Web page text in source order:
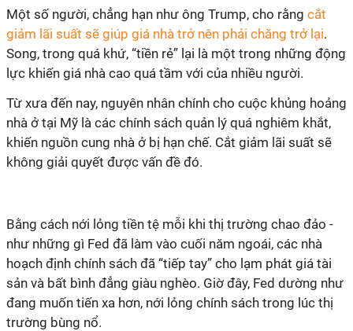
Một số người, chẳng hạn như ông Trump, cho rằng cắt
giảm lãi suất sẽ giúp giá nhà trở nên phải chăng trở lại.
Song, trong quá khứ, “tiền rẻ” lại là một trong những động
lực khiến giá nhà cao quá tầm với của nhiều người.
Từ xưa đến nay, nguyên nhân chính cho cuộc khủng hoảng
nhà ở tại Mỹ là các chính sách quản lý quá nghiêm khắt,
khiến nguồn cung nhà ở bị hạn chế. Cắt giảm lãi suất sẽ
không giải quyết được vấn đề đó.
Bằng cách nới lỏng tiền tệ mỗi khi thị trường chao đảo -
như những gì Fed đã làm vào cuối năm ngoái, các nhà
hoạch định chính sách đã “tiếp tay” cho lạm phát giá tài
sản và bất bình đẳng giàu nghèo. Giờ đây, Fed dường như
đang muốn tiến xa hơn, nới lỏng chính sách trong lúc thị
trường bùng nổ.